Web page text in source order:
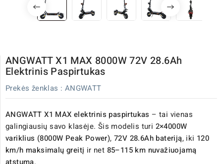
ANGWATT X1 MAX 8000W 72V 28.6Ah
Elektrinis Paspirtukas
Prekės ženklas : ANGWATT
ANGWATT X1 MAX elektrinis paspirtukas – tai vienas
galingiausių savo klasėje. Šis modelis turi 2×4000W
variklius (8000W Peak Power),72V 28.6Ah bateriją, iki 120
km/h maksimalų greitį ir net 85–115 km nuvažiuojamą